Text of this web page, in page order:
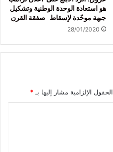
هو استعادة الوحدة الوطنية وتشكيل
جبهة موحّدة لإسقاط صفقة القرن
28/01/2020
الحقول الإلزامية مشار إليها بـ*